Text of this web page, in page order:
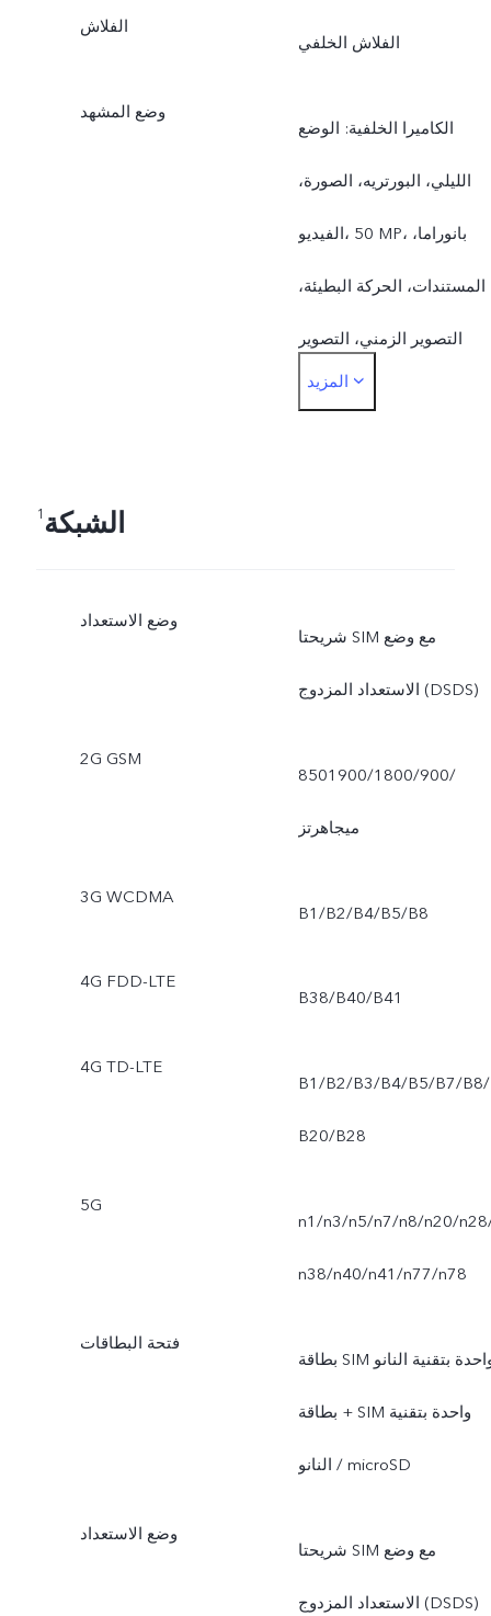
الفلاش
الفلاش الخلفي
وضع المشهد
الكاميرا الخلفية: الوضع
الليلي، البورتريه، الصورة،
الفيديو، ‎50 MP، بانوراما،
المستندات، الحركة البطيئة،
التصوير الزمني، التصوير
الاحترافي، الصورة
المزيد
الشبكة 1
وضع الاستعداد
شريحتا SIM مع وضع
الاستعداد المزدوج (DSDS)
2G GSM
850‏/900‏/1800‏/1900
ميجاهرتز
3G WCDMA
B1/B2/B4/B5/B8
4G FDD-LTE
B38/B40/B41
4G TD-LTE
B1/B2/B3/B4/B5/B7/B8/
B20/B28
5G
n1/n3/n5/n7/n8/n20/
n38/n40/n41/n77/n78
فتحة البطاقات
بطاقة SIM واحدة بتقنية النانو
+ بطاقة SIM واحدة بتقنية
النانو / microSD
وضع الاستعداد
شريحتا SIM مع وضع
الاستعداد المزدوج (DSDS)